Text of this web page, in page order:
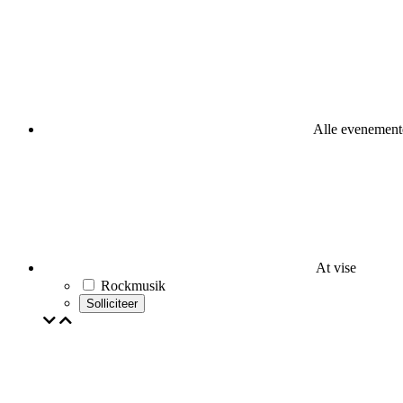
Alle
At vise
Rockmusik
Solliciteer